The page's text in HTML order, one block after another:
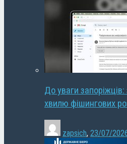
До уваги
хвилю фішингових
zapsich, 23/07/